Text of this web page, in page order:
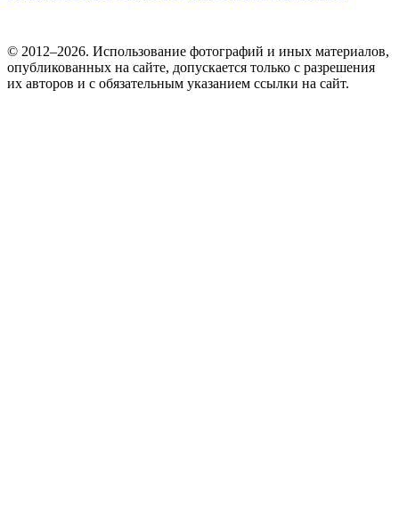
© 2012–2026. Использование фотографий и иных материалов,
опубликованных на сайте, допускается только с разрешения
их авторов и c обязательным указанием ссылки на сайт.